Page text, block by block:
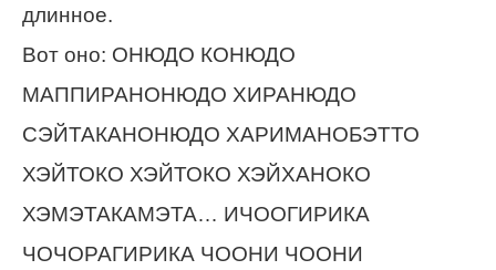
длинное.
Вот оно: ОНЮДО КОНЮДО
МАППИРАНОНЮДО ХИРАНЮДО
СЭЙТАКАНОНЮДО ХАРИМАНОБЭТТО
ХЭЙТОКО ХЭЙТОКО ХЭЙХАНОКО
ХЭМЭТАКАМЭТА… ИЧООГИРИКА
ЧОЧОРАГИРИКА ЧООНИ ЧООНИ